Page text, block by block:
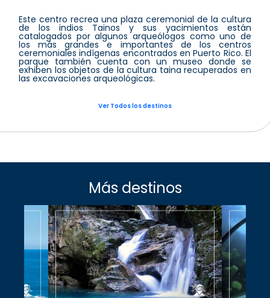
Este centro recrea una plaza ceremonial de la cultura
de los indios Tainos y sus yacimientos están
catalogados por algunos arqueólogos como uno de
los más grandes e importantes de los centros
ceremoniales indígenas encontrados en Puerto Rico. El
parque también cuenta con un museo donde se
exhiben los objetos de la cultura taina recuperados en
las excavaciones arqueológicas.
Ver Todos los destinos
Más destinos